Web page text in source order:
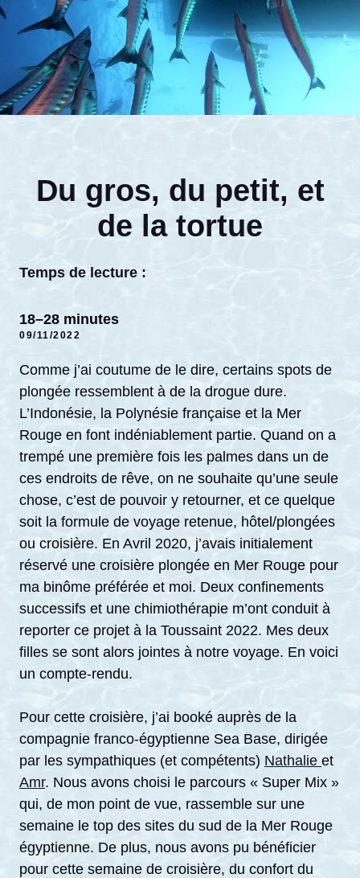
Du gros, du petit, et
de la tortue
Temps de lecture :
18–28 minutes
09/11/2022
Comme j’ai coutume de le dire, certains spots de
plongée ressemblent à de la drogue dure.
L’Indonésie, la Polynésie française et la Mer
Rouge en font indéniablement partie. Quand on a
trempé une première fois les palmes dans un de
ces endroits de rêve, on ne souhaite qu’une seule
chose, c’est de pouvoir y retourner, et ce quelque
soit la formule de voyage retenue, hôtel/plongées
ou croisière. En Avril 2020, j’avais initialement
réservé une croisière plongée en Mer Rouge pour
ma binôme préférée et moi. Deux confinements
successifs et une chimiothérapie m’ont conduit à
reporter ce projet à la Toussaint 2022. Mes deux
filles se sont alors jointes à notre voyage. En voici
un compte-rendu.
Pour cette croisière, j’ai booké auprès de la
compagnie franco-égyptienne Sea Base, dirigée
par les sympathiques (et compétents) Nathalie et
Amr. Nous avons choisi le parcours « Super Mix »
qui, de mon point de vue, rassemble sur une
semaine le top des sites du sud de la Mer Rouge
égyptienne. De plus, nous avons pu bénéficier
pour cette semaine de croisière, du confort du